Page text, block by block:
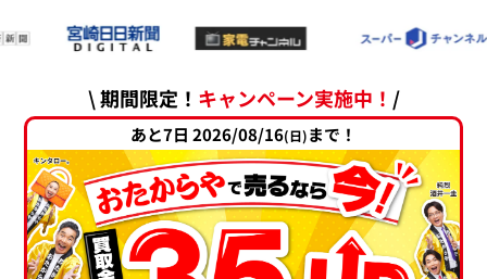
\ 期間限定！ キャンペーン実施中！ /
あと7日 2026/08/16(日)まで！